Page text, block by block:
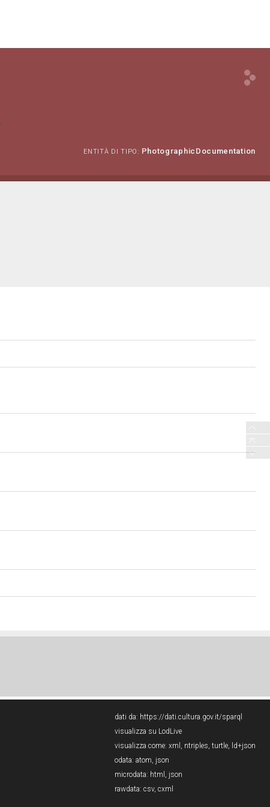
ENTITÀ DI TIPO: PhotographicDocumentation
dati da: https://dati.cultura.gov.it/sparql
visualizza su LodLive
visualizza come: xml , ntriples, turtle, ld+json
odata: atom, json
microdata: html , json
rawdata: csv, cxml